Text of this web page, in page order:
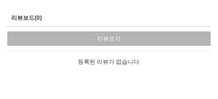
리뷰보드(0)
리뷰쓰기
등록된 리뷰가 없습니다.